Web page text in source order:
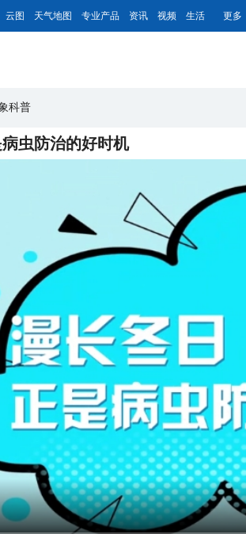
云图 天气地图 专业产品 资讯 视频 生活 更多
科普
虫防治的好时机